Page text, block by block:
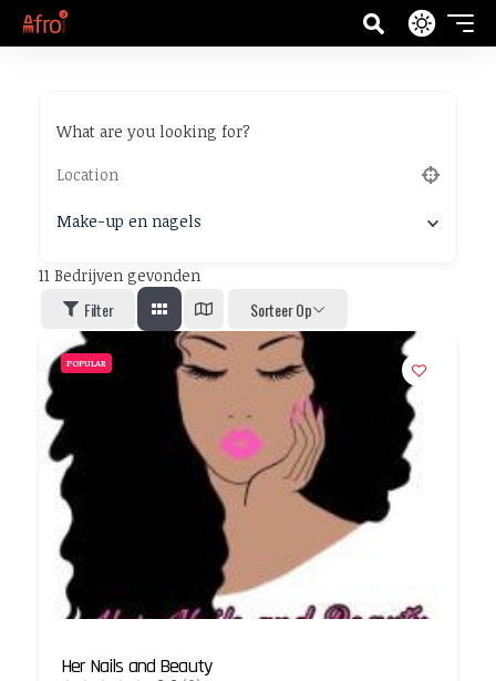
What are you looking for?
Make-up en nagels
11 Bedrijven gevonden
Filter Sorteer Op
POPULAR
Her Nails and Beauty